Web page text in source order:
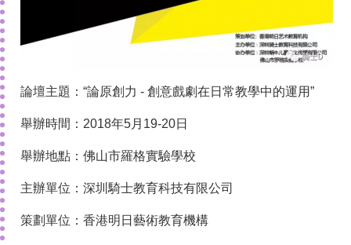
論壇主題：“論原創力 - 創意戲劇在日常教學中的運用”
舉辦時間：2018年5月19-20日
舉辦地點：佛山市羅格實驗學校
主辦單位：深圳騎士教育科技有限公司
策劃單位：香港明日藝術教育機構